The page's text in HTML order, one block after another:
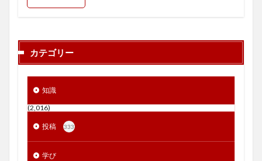
カテゴリー
知識
(2,016)
投稿 333
学び